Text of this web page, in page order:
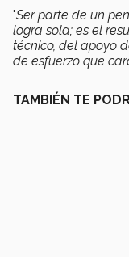
"Ser parte de un
logra sola; es el
técnico, del apoyo
de esfuerzo que
TAMBIÉN TE